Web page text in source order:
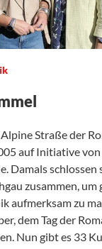
Straße der
auf Initiative
Damals schlossen
zusammen, um
aufmerksam zu
dem Tag der
Nun gibt es 33